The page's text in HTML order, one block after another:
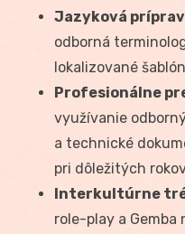
Jazyková
odborná
lokalizované
Profesionálne
využívanie
a technické
pri dôležitých
Interkultúrne
role-play a Gemba